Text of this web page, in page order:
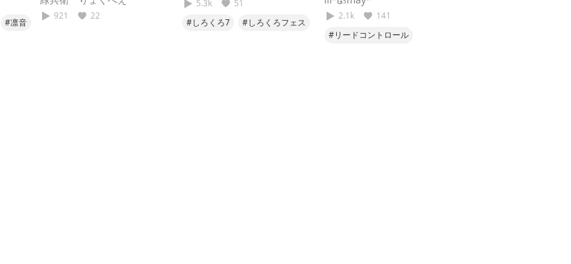
#凛音
921 22
5.3k
51
#しろくろ7
#しろくろフェス
2.1k
141
#リードコントロール